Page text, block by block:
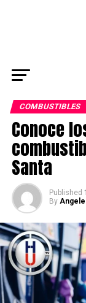
COMBUSTIBLES
Conoce
Santa
Published
By